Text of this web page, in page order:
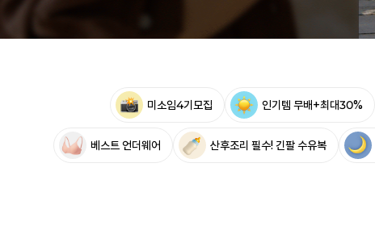
미소임4기모집 인기템 무배+최대30%
베스트 언더웨어 산후조리 필수! 긴팔 수유복